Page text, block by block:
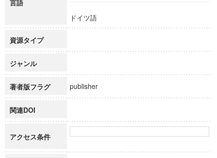
言語
ドイツ語
資源タイプ
ジャンル
著者版フラグ publisher
関連DOI
アクセス条件